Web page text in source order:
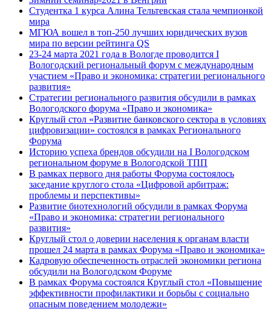
Студентка 1 курса Алина Тельтевская стала чемпионкой
мира
МГЮА вошел в топ-250 лучших юридических вузов
мира по версии рейтинга QS
23-24 марта 2021 года в Вологде проводится I
Вологодский региональный форум с международным
участием «Право и экономика: стратегии регионального
развития»
Стратегии регионального развития обсудили в рамках
Вологодского форума «Право и экономика»
Круглый стол «Развитие банковского сектора в условиях
цифровизации» состоялся в рамках Регионального
Форума
Историю успеха брендов обсудили на I Вологодском
региональном форуме в Вологодской ТПП
В рамках первого дня работы Форума состоялось
заседание круглого стола «Цифровой арбитраж:
проблемы и перспективы»
Развитие биотехнологий обсудили в рамках Форума
«Право и экономика: стратегии регионального
развития»
Круглый стол о доверии населения к органам власти
прошел 24 марта в рамках Форума «Право и экономика»
Кадровую обеспеченность отраслей экономики региона
обсудили на Вологодском Форуме
В рамках Форума состоялся Круглый стол «Повышение
эффективности профилактики и борьбы с социально
опасным поведением молодежи»